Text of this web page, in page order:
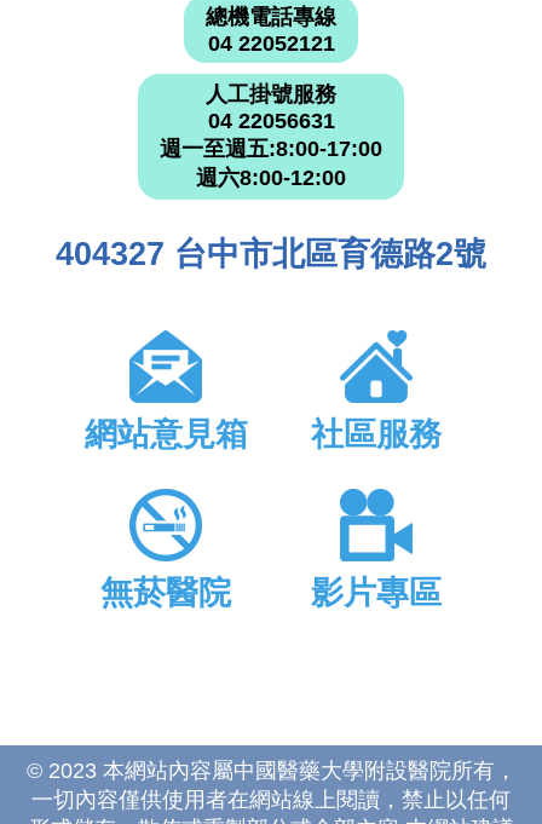
總機電話專線
04 22052121
人工掛號服務
04 22056631
週一至週五:8:00-17:00
週六8:00-12:00
404327 台中市北區育德路2號
網站意見箱 社區服務
無菸醫院 影片專區
© 2023 本網站內容屬中國醫藥大學附設醫院所有，
一切內容僅供使用者在網站線上閱讀，禁止以任何